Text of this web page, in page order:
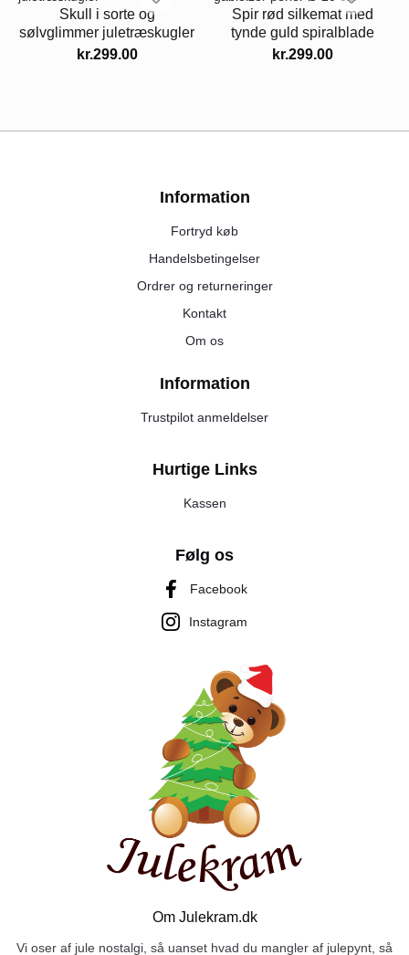
Skull i sorte og
sølvglimmer juletræskugler
kr.299.00
Spir rød silkemat med
tynde guld spiralblade
kr.299.00
Om Julekram.dk
Vi oser af jule nostalgi, så uanset hvad du mangler af julepynt, så
Information
Fortryd køb
Handelsbetingelser
Ordrer og returneringer
Kontakt
Om os
Information
Trustpilot anmeldelser
Hurtige Links
Kassen
Følg os
Facebook
Instagram